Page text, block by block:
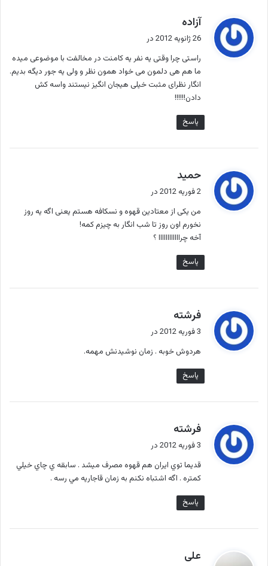
آزاده
26 ژانویه 2012 در
راستی چرا وقتی یه نفر یه کامنت در مخالفت با موضوعی میده
ما هم هی دلمون می خواد همون نظر و ولی یه جور دیگه بدیم.
انگار نظرای مثبت خیلی هیجان انگیز نیستند واسه کش
دادن!!!!!!
پاسخ
حمید
ف
2 فوریه 2012 در
من یکی از معتادین قهوه و نسکافه هستم یعنی اگه یه روز
نخورم اون روز تا شب انگار به چیزم کمه!
آخه چراااااااااااا ؟
پاسخ
فرشته
ف
:
3 فوریه 2012 در
هردوش خوبه . زمان نوشيدنش مهمه.
پاسخ
فرشته
ف
:
3 فوریه 2012 در
قديما توي ايران هم قهوه مصرف ميشد . سابقه ي چاي خيلي
كمتره . اگه اشتباه نكنم به زمان قاجاريه مي رسه .
پاسخ
علی